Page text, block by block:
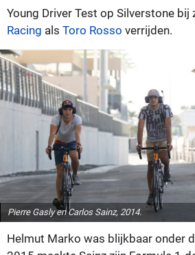
Young Driver Test op Silverstone bij
Racing als Toro Rosso verrijden.
Pierre Gasly en Carlos Sainz, 2014.
Helmut Marko was blijkbaar onder